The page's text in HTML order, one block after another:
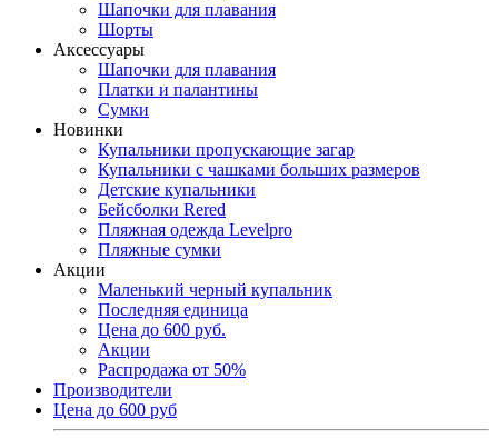
Шапочки для плавания
Шорты
Аксессуары
Шапочки для плавания
Платки и палантины
Сумки
Новинки
Купальники пропускающие загар
Купальники с чашками больших размеров
Детские купальники
Бейсболки Rered
Пляжная одежда Levelpro
Пляжные сумки
Акции
Маленький черный купальник
Последняя единица
Цена до 600 руб.
Акции
Распродажа от 50%
Производители
Цена до 600 руб